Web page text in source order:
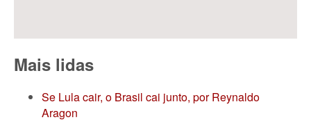
Mais lidas
Se Lula cair, o Brasil cai junto, por Reynaldo
Aragon